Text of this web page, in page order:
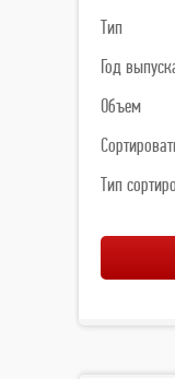
Тип
Год
Объем
Тип